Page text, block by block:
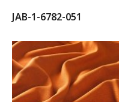
JAB-1-6782-051